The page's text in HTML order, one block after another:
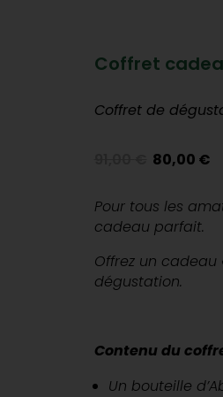
Coffret
Coffret de
Le
prix
initial
était :
91,00 €.
80,00 €Le
Pour tous les
cadeau parfait.
Offrez un cadeau
dégustation.
Contenu du
Un bouteille